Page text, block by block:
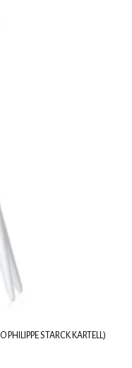
STARCK KARTELL)